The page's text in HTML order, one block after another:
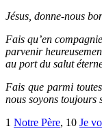
Jésus, donne-nous
Fais qu’en
parvenir
au port du salut
Fais que parmi
nous soyons toujours
1 Notre Père, 10 Je